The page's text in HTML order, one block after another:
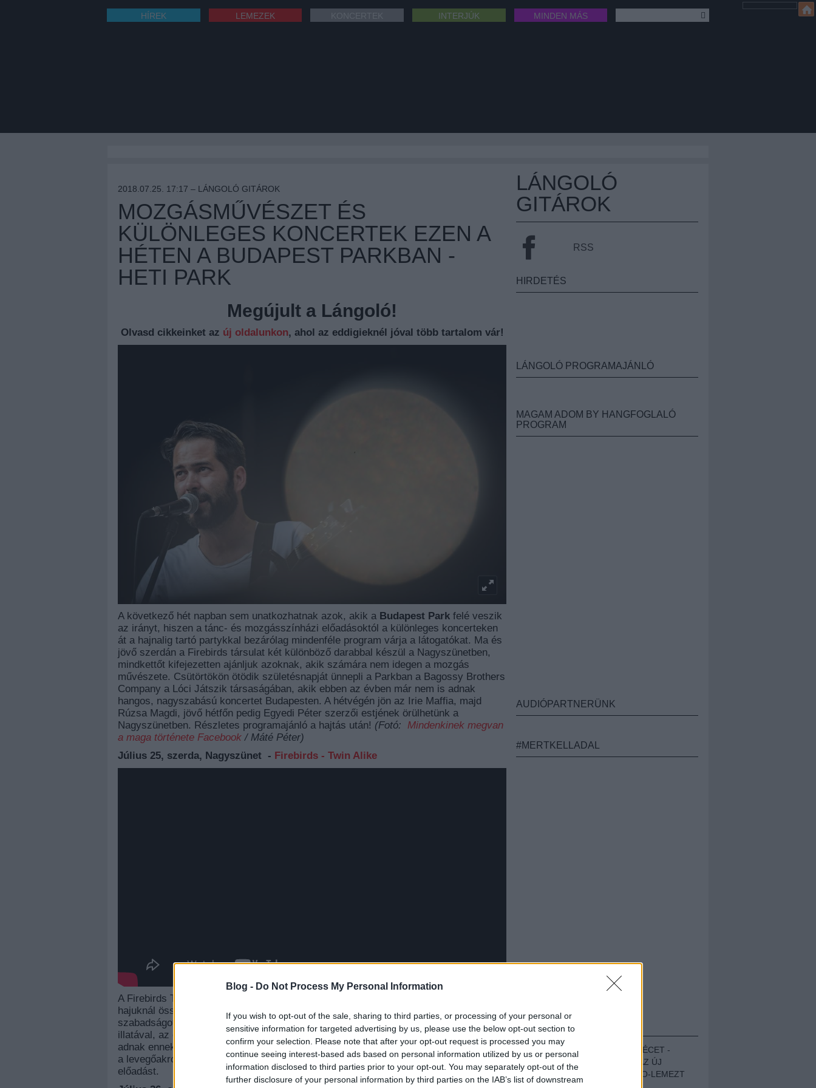
Blog - Do Not Process My Personal Information
If you wish to opt-out of the sale, sharing to third parties, or processing of your personal or
sensitive information for targeted advertising by us, please use the below opt-out section to
confirm your selection. Please note that after your opt-out request is processed you may
continue seeing interest-based ads based on personal information utilized by us or personal
information disclosed to third parties prior to your opt-out. You may separately opt-out of the
further disclosure of your personal information by third parties on the IAB’s list of downstream
HÍREK LEMEZEK INTERJÚK MINDEN MÁS
2018.07.25. 17:17 – LÁNGOLÓ GITÁROK
MOZGÁSMŰVÉSZET ÉS
KÜLÖNLEGES KONCERTEK EZEN A
HÉTEN A BUDAPEST PARKBAN -
HETI PARK
Megújult a Lángoló!
Olvasd cikkeinket az új oldalunkon, ahol az eddigieknél jóval több tartalom vár!
A következő hét napban sem unatkozhatnak azok, akik a Budapest Park felé veszik
az irányt, hiszen a tánc- és mozgásszínházi előadásoktól a különleges koncerteken
át a hajnalig tartó partykkal bezárólag mindenféle program várja a látogatókat. Ma és
jövő szerdán a Firebirds társulat két különböző darabbal készül a Nagyszünetben,
mindkettőt kifejezetten ajánljuk azoknak, akik számára nem idegen a mozgás
művészete. Csütörtökön ötödik születésnapját ünnepli a Parkban a Bagossy Brothers
Company a Lóci Játszik társaságában, akik ebben az évben már nem is adnak
hangos, nagyszabású koncertet Budapesten. A hétvégén jön az Irie Maffia, majd
Rúzsa Magdi, jövő hétfőn pedig Egyedi Péter szerzői estjének örülhetünk a
Nagyszünetben. Részletes programajánló a hajtás után! (Fotó: Mindenkinek megvan
a maga története Facebook / Máté Péter)
Július 25, szerda, Nagyszünet - Firebirds - Twin Alike
A Firebirds Twin Alike darabjának története egy képzeletbeli világban játszódik, ahol a
hajuknál összenőtt ikerlányok életükben először tapasztalják meg az egyéni
szabadságot. A századközepi vándorcirkuszok hangulata keveredik egy füstös revü
illatával, az egyedi zenei hangzásvilág és az örök érvényű érzelmek mégis mai ízt
adnak ennek a különleges keveréknek. Tánc- és mozgásszínházi jelenetek tarkítják
a levegőakrobatika, tárgymanipuláció és zsonglőr technikákat felvonultató újcirkusz
előadást.
LÁNGOLÓ
GITÁROK
RSS
HIRDETÉS
LÁNGOLÓ PROGRAMAJÁNLÓ
MAGAM ADOM BY HANGFOGLALÓ
PROGRAM
AUDIÓPARTNERÜNK
#MERTKELLADAL
EZT HALLGASD!
MEGUGROTTÁK A LÉCET -
MEGHALLGATTUK AZ ÚJ
PROTEST THE HERO-LEMEZT